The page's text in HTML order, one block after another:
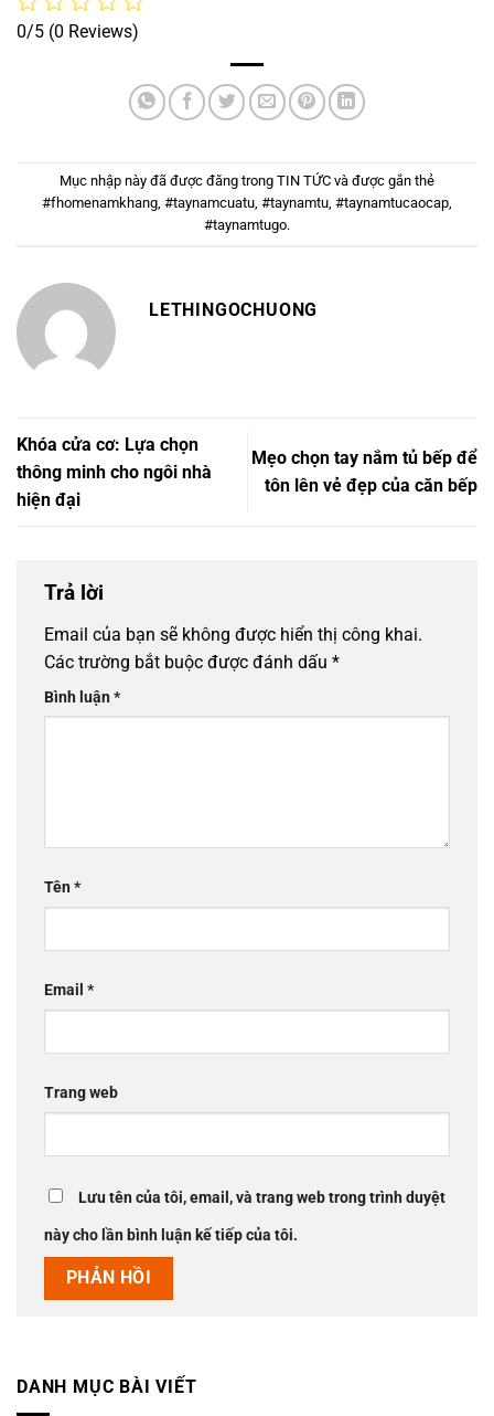
0/5 (0 Reviews)
Mục nhập này đã được đăng trong TIN TỨC và được gắn thẻ
#fhomenamkhang, #taynamcuatu, #taynamtu, #taynamtucaocap,
#taynamtugo.
LETHINGOCHUONG
Khóa cửa cơ: Lựa chọn
thông minh cho ngôi nhà
hiện đại
Mẹo chọn tay nắm tủ bếp để
tôn lên vẻ đẹp của căn bếp
Trả lời
Email của bạn sẽ không được hiển thị công khai.
Các trường bắt buộc được đánh dấu *
Bình luận*
Tên*
Email *
Trang web
Lưu tên của tôi, email, và trang web trong trình duyệt
này cho lần bình luận kế tiếp của tôi.
DANH MỤC BÀI VIẾT